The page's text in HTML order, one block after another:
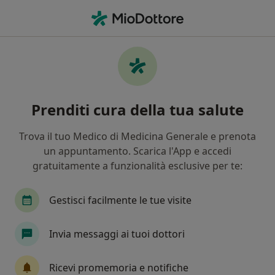
Prenditi cura della tua salute
Trova il tuo Medico di Medicina Generale e prenota
un appuntamento. Scarica l'App e accedi
gratuitamente a funzionalità esclusive per te:
Gestisci facilmente le tue visite
Invia messaggi ai tuoi dottori
Ricevi promemoria e notifiche
Malocclusione • Bari, BA
Assicurazione
Bari
In che modo ordiniamo i risultati
Che specializzazione stai cercando?
Dentista Ortodontista Chirurgo